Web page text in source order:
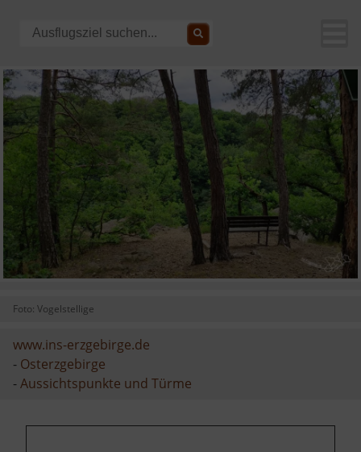
Foto: Vogelstellige
www.ins-erzgebirge.de
- Osterzgebirge
-Aussichtspunkte und Türme